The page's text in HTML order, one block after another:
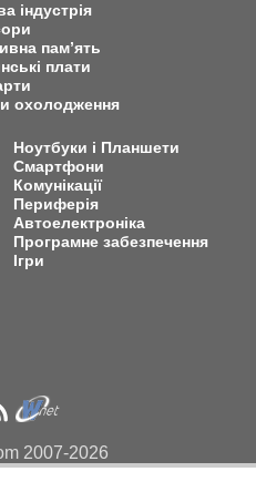
індустрія
пам’ять
плати
охолодження
Ноутбуки і Планшети
Смартфони
Комунікації
Периферія
Автоелектроніка
Програмне забезпечення
Ігри
2007-2026